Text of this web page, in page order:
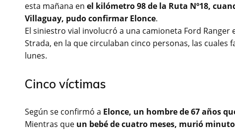
esta mañana en el kilómetro 98 de la Ruta Nº18,
Villaguay, pudo confirmar Elonce.
El siniestro vial involucró a una camioneta Ford
Strada, en la que circulaban cinco personas, las
lunes.
Cinco víctimas
Según se confirmó a Elonce, un hombre de 67 años
Mientras que un bebé de cuatro meses, murió